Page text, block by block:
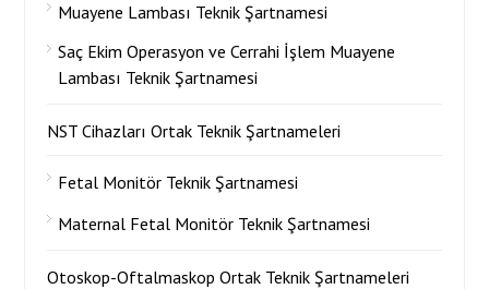
Muayene Lambası Teknik Şartnamesi
Saç Ekim Operasyon ve Cerrahi İşlem Muayene
Lambası Teknik Şartnamesi
NST Cihazları Ortak Teknik Şartnameleri
Fetal Monitör Teknik Şartnamesi
Maternal Fetal Monitör Teknik Şartnamesi
Otoskop-Oftalmaskop Ortak Teknik Şartnameleri